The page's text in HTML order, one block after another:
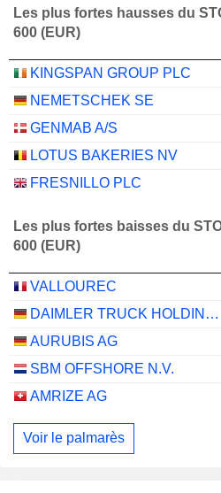
Les plus fortes hausses du
600 (EUR)
KINGSPAN GROUP PLC
NEMETSCHEK SE
GENMAB A/S
LOTUS BAKERIES NV
FRESNILLO PLC
Les plus fortes baisses du
600 (EUR)
VALLOUREC
DAIMLER TRUCK HOLDING AG
AURUBIS AG
SBM OFFSHORE N.V.
AMRIZE AG
Voir le palmarès